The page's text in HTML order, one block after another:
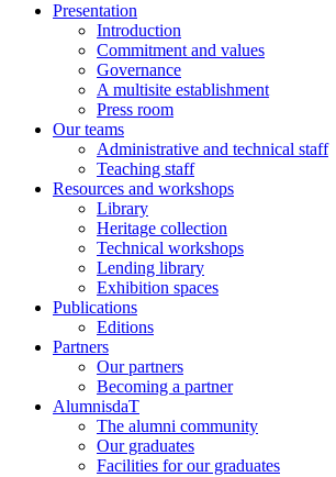
Presentation
Introduction
Commitment and values
Governance
A multisite establishment
Press room
Our teams
Administrative and technical staff
Teaching staff
Resources and workshops
Library
Heritage collection
Technical workshops
Lending library
Exhibition spaces
Publications
Editions
Partners
Our partners
Becoming a partner
AlumnisdaT
The alumni community
Our graduates
Facilities for our graduates